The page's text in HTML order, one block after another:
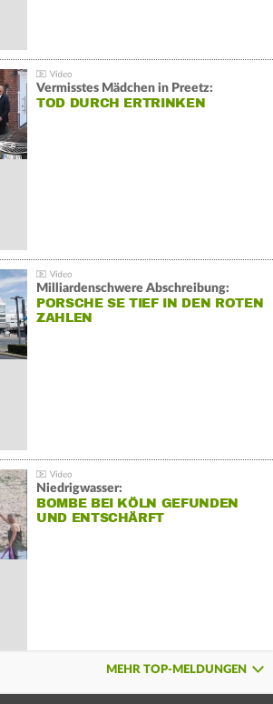
Vermisstes Mädchen in Preetz:
TOD DURCH ERTRINKEN
Milliardenschwere Abschreibung:
PORSCHE SE TIEF IN DEN ROTEN
ZAHLEN
Niedrigwasser:
BOMBE BEI KÖLN GEFUNDEN
UND ENTSCHÄRFT
MEHR TOP-MELDUNGEN